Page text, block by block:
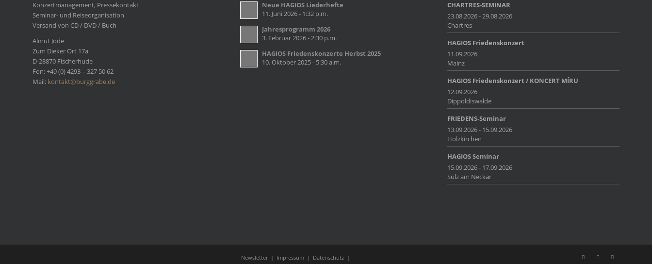
Konzertmanagement, Pressekontakt
Seminar- und Reiseorganisation
Versand von CD / DVD / Buch
Almut Jöde
Zum Dieker Ort 17a
D-28870 Fischerhude
Fon: +49 (0) 4293 – 327 50 62
Mail: kontakt@burggrabe.de
Neue HAGIOS Liederhefte
11. Juni 2026 - 1:32 p.m.
Jahresprogramm 2026
3. Februar 2026 - 2:30 p.m.
HAGIOS Friedenskonzerte Herbst 2025
10. Oktober 2025 - 5:30 a.m.
CHARTRES-SEMINAR
23.08.2026 - 29.08.2026
Chartres
HAGIOS Friedenskonzert
11.09.2026
Mainz
HAGIOS Friedenskonzert / KONCERT MÍRU
12.09.2026
Dippoldiswalde
FRIEDENS-Seminar
13.09.2026 - 15.09.2026
Holzkirchen
HAGIOS Seminar
15.09.2026 - 17.09.2026
Sulz am Neckar
Newsletter | Impressum | Datenschutz |